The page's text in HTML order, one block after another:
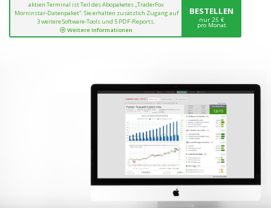
aktien Terminal ist Teil des Abopaketes „TraderFox
Morninstar-Datenpaket“. Sie erhalten zusätzlich Zugang auf
3 weitere Software-Tools und 5 PDF-Reports.
Weitere Informationen
BESTELLEN
nur 25 €
pro Monat